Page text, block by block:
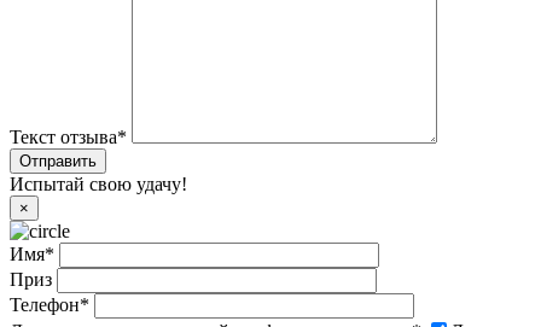
Текст отзыва*
Испытай свою удачу!
×
Имя*
Приз
Телефон*